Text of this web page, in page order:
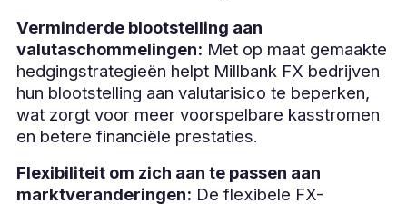
Verminderde blootstelling aan
valutaschommelingen: Met op maat gemaakte
hedgingstrategieën helpt Millbank FX bedrijven
hun blootstelling aan valutarisico te beperken,
wat zorgt voor meer voorspelbare kasstromen
en betere financiële prestaties.
Flexibiliteit om zich aan te passen aan
marktveranderingen: De flexibele FX-